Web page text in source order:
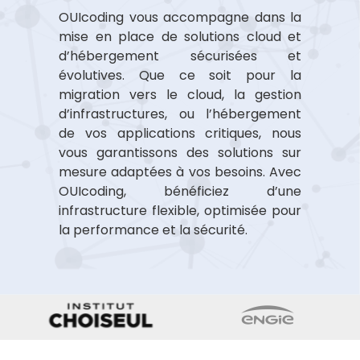
OUIcoding vous accompagne dans la
mise en place de solutions cloud et
d’hébergement sécurisées et
évolutives. Que ce soit pour la
migration vers le cloud, la gestion
d’infrastructures, ou l’hébergement
de vos applications critiques, nous
vous garantissons des solutions sur
mesure adaptées à vos besoins. Avec
OUIcoding, bénéficiez d’une
infrastructure flexible, optimisée pour
la performance et la sécurité.